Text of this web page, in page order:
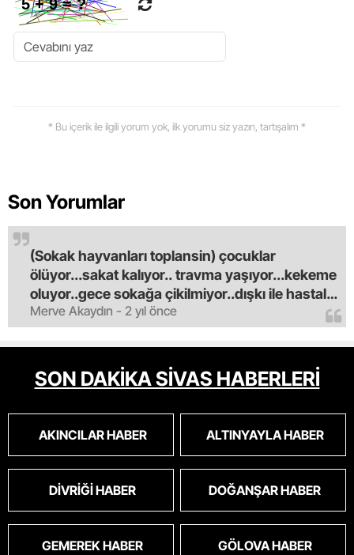
* Bu içerik ile ilgili yorum yok, ilk yorumu siz yazın, tartışalım *
Son Yorumlar
Merve Akaydın - 2 yıl önce
(Sokak hayvanları toplansin) çocuklar
ölüyor...sakat kalıyor.. travma yaşıyor...kekeme
oluyor..gece sokağa çikilmiyor..dışkı ile hastalık
saciyorlar.araba ve taksi olmadan eve
gldemiyoruz.artik bıktık.mama lobisinden para
alan tipler yüzünden bu vahşi hayvanlar
masum algısı yapılıyor.iki gün aç kalsa kendi
cinsini bile öldüren bu kopekler derhal
oldu.korkuyoruz.
SON DAKİKA SİVAS HABERLERİ
AKINCILAR HABER ALTINYAYLA HABER
DIVRIĞI HABER DOĞANŞAR HABER
GEMEREK HABER GÖLOVA HABER